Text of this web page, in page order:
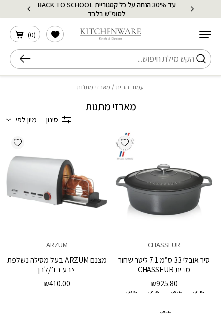
Skip to Content
עד 30% הנחה על כל קטגוריית BACK TO SCHOOL
לסופ"ש בלבד
חיפוש
(
0
)
הרשימה שלי
עמוד הבית/ מארזי מתנות
מארזי מתנות
סינון מיון לפי
Add wishlist
CHASSEUR
סיר אובלי 33 ס”מ 7.1 ליטר שחור
מבית CHASSEUR
₪925.80
27 ס"מ 35 ס"מ 29 ס"מ
31 ס"מ
33 ס"מ
ARZUM
מצנם ARZUM בעל מסילה נשלפת
צבע בז’/לבן
₪410.00
בחזרה למעלה